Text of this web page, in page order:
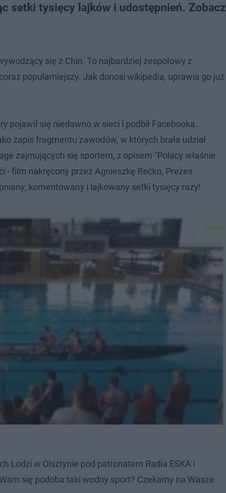
setki tysięcy lajków i udostępnień. Zobacz
się z Chin. To najbardziej zespołowy z
popularniejszy. Jak donosi wikipedia, uprawia go już
pojawił się niedawno w sieci i podbił Facebooka.
zapis fragmentu zawodów, w których brała udział
zajmujących się sportem, z opisem "Polacy właśnie
- film nakręcony przez Agnieszkę Rećko, Prezes
komentowany i lajkowany setki tysięcy razy!
Łodzi w Olsztynie pod patronatem Radia ESKA i
się podoba taki wodny sport? Czekamy na Wasze